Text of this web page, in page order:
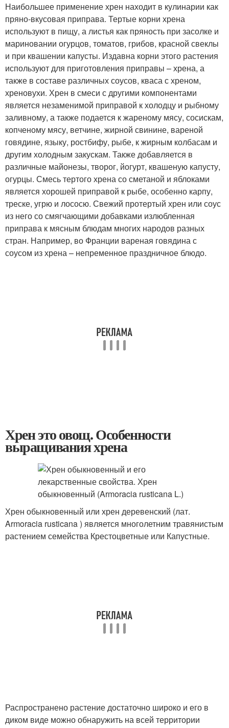
Наибольшее применение хрен находит в кулинарии как
пряно-вкусовая приправа. Тертые корни хрена
используют в пищу, а листья как пряность при засолке и
мариновании огурцов, томатов, грибов, красной свеклы
и при квашении капусты. Издавна корни этого растения
используют для приготовления приправы – хрена, а
также в составе различных соусов, кваса с хреном,
хреновухи. Хрен в смеси с другими компонентами
является незаменимой приправой к холодцу и рыбному
заливному, а также подается к жареному мясу, сосискам,
копченому мясу, ветчине, жирной свинине, вареной
говядине, языку, ростбифу, рыбе, к жирным колбасам и
другим холодным закускам. Также добавляется в
различные майонезы, творог, йогурт, квашеную капусту,
огурцы. Смесь тертого хрена со сметаной и яблоками
является хорошей приправой к рыбе, особенно карпу,
треске, угрю и лососю. Свежий протертый хрен или соус
из него со смягчающими добавками излюбленная
приправа к мясным блюдам многих народов разных
стран. Например, во Франции вареная говядина с
соусом из хрена – непременное праздничное блюдо.
Хрен это овощ. Особенности
выращивания хрена
Хрен обыкновенный или хрен деревенский (лат.
Armoracia rusticana ) является многолетним травянистым
растением семейства Крестоцветные или Капустные.
Распространено растение достаточно широко и его в
диком виде можно обнаружить на всей территории